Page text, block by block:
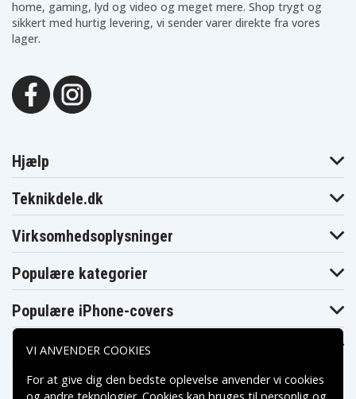
home, gaming, lyd og video og meget mere. Shop trygt og
sikkert med hurtig levering, vi sender varer direkte fra vores
lager.
Hjælp
Teknikdele.dk
Virksomhedsoplysninger
Populære kategorier
Populære iPhone-covers
Populære Samsung-covers
VI ANVENDER COOKIES
For at give dig den bedste oplevelse anvender vi cookies